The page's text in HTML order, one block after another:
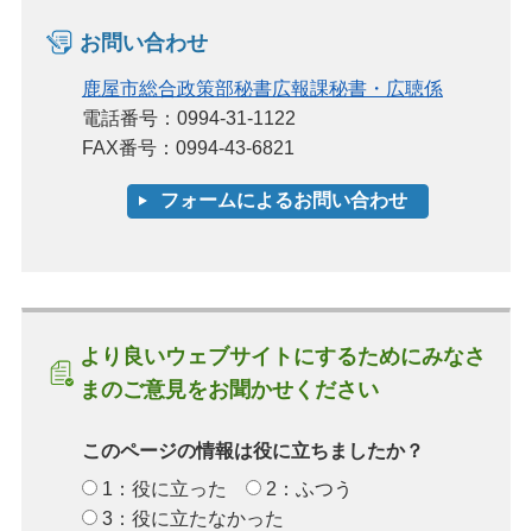
お問い合わせ
鹿屋市総合政策部秘書広報課秘書・広聴係
電話番号：0994-31-1122
FAX番号：0994-43-6821
より良いウェブサイトにするためにみなさ
まのご意見をお聞かせください
このページの情報は役に立ちましたか？
1：役に立った
2：ふつう
3：役に立たなかった